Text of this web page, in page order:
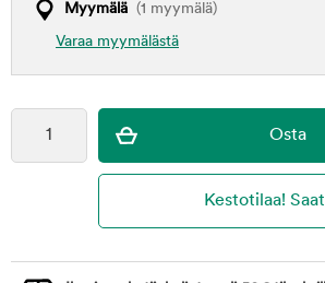
Myymälä (1 myymälä)
Varaa myymälästä